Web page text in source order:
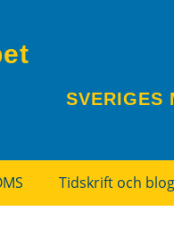
SVERIGES
Tidskrift och